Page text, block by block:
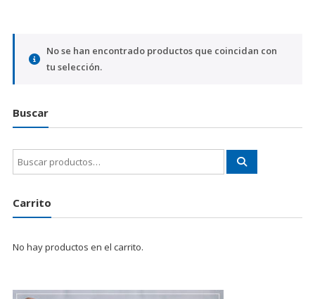
No se han encontrado productos que coincidan con
tu selección.
Buscar
Buscar
por:
Carrito
No hay productos en el carrito.